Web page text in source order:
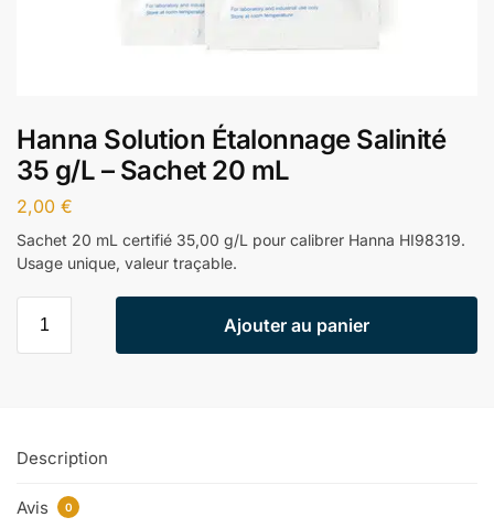
Hanna Solution Étalonnage Salinité
35 g/L – Sachet 20 mL
2,00 €
Sachet 20 mL certifié 35,00 g/L pour calibrer Hanna HI98319.
Usage unique, valeur traçable.
Ajouter au panier
Description
Avis 0